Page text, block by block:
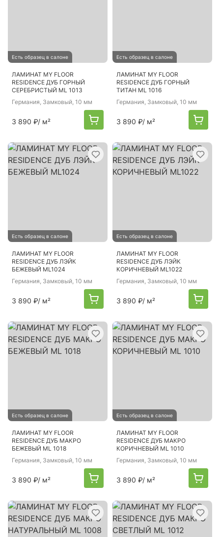
Есть образец в салоне
ЛАМИНАТ MY FLOOR
RESIDENCE ДУБ ГОРНЫЙ
СЕРЕБРИСТЫЙ ML 1013
Германия, Замковый, 10 мм
3 890 ₽/ м²
Есть образец в салоне
ЛАМИНАТ MY FLOOR
RESIDENCE ДУБ ГОРНЫЙ
ТИТАН ML 1016
Германия, Замковый, 10 мм
3 890 ₽/ м²
Есть образец в салоне
ЛАМИНАТ MY FLOOR
RESIDENCE ДУБ ЛЭЙК
БЕЖЕВЫЙ ML1024
Германия, Замковый, 10 мм
3 890 ₽/ м²
Есть образец в салоне
ЛАМИНАТ MY FLOOR
RESIDENCE ДУБ ЛЭЙК
КОРИЧНЕВЫЙ ML1022
Германия, Замковый, 10 мм
3 890 ₽/ м²
Есть образец в салоне
ЛАМИНАТ MY FLOOR
RESIDENCE ДУБ МАКРО
БЕЖЕВЫЙ ML 1018
Германия, Замковый, 10 мм
3 890 ₽/ м²
Есть образец в салоне
ЛАМИНАТ MY FLOOR
RESIDENCE ДУБ МАКРО
КОРИЧНЕВЫЙ ML 1010
Германия, Замковый, 10 мм
3 890 ₽/ м²